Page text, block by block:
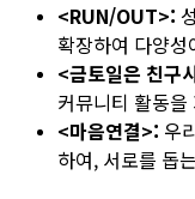
<RUN/OUT>:
확장하여 다양
<금토일은 친구
커뮤니티 활동
<마음연결>: 우
하여, 서로를 돕